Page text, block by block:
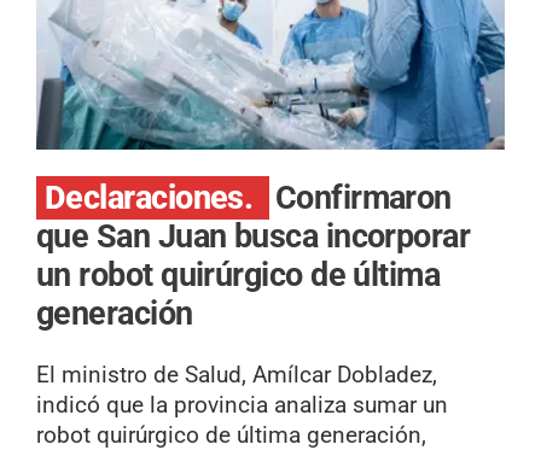
Declaraciones.
Confirmaron
que San Juan busca incorporar
un robot quirúrgico de última
generación
El ministro de Salud, Amílcar Dobladez,
indicó que la provincia analiza sumar un
robot quirúrgico de última generación,